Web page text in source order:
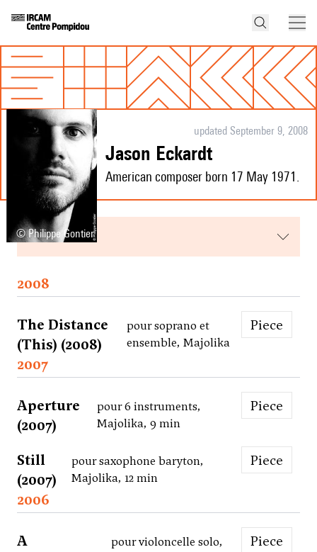
© Philippe Gontier
updated September 9, 2008
Jason Eckardt
American composer born 17 May 1971.
menu
2008
The Distance
(This) (2008)
pour soprano et
ensemble, Majolika
Piece
2007
Aperture
(2007)
pour 6 instruments,
Majolika, 9 min
Piece
Still
(2007)
pour saxophone baryton,
Majolika, 12 min
Piece
2006
A
pour violoncelle solo,
Piece